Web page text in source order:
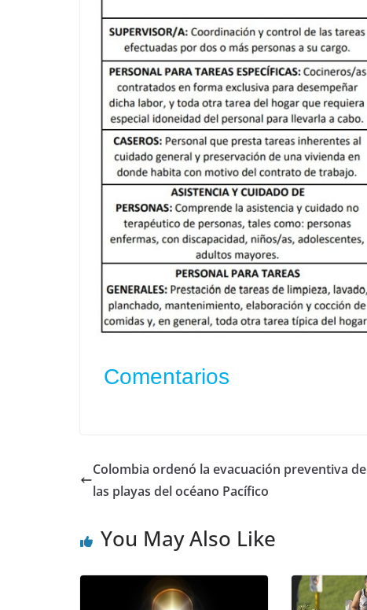
Comentarios
Colombia ordenó la evacuación preventiva de
las playas del océano Pacífico
You May Also Like